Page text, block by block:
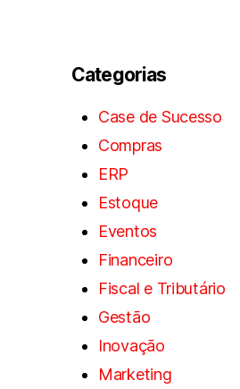
Categorias
Case de Sucesso
Compras
ERP
Estoque
Eventos
Financeiro
Fiscal e Tributário
Gestão
Inovação
Marketing